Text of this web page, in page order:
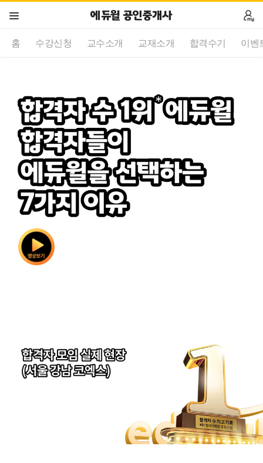
에듀윌 공인중개사
홈 수강신청 교수소개 교재소개 합격수기 이벤